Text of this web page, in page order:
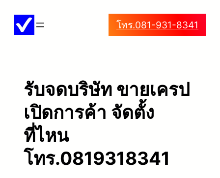
โทร.081-931-8341
รับจดบริษัท ขายเครป
เปิดการค้า จัดตั้ง
ที่ไหน
โทร.0819318341